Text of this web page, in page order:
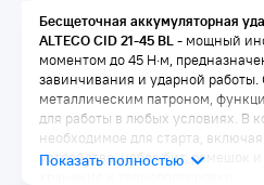
Бесщеточная аккумуляторная
ALTECO CID 21-45 BL- мощный
моментом до 45 Н·м,
завинчивания и ударной
металлическим патроном,
для работы в любых условиях. В
необходимое для старта,
устройство, набор бит, ремешок и